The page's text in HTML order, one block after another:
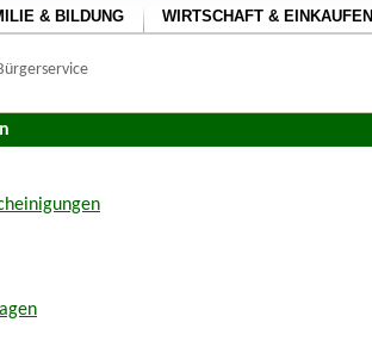
& BILDUNG WIRTSCHAFT & EINKAUFEN